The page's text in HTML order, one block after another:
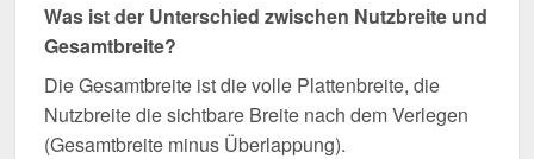
Was ist der Unterschied zwischen Nutzbreite und
Gesamtbreite?
Die Gesamtbreite ist die volle Plattenbreite, die
Nutzbreite die sichtbare Breite nach dem Verlegen
(Gesamtbreite minus Überlappung).